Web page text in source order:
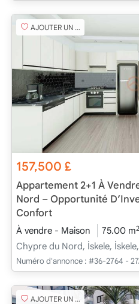
AJOUTER UN FAVORI
157,500£
Appartement 2+1 À
Nord – Opportunité
Confort
À vendre - Maison 75.00 m2
Chypre du Nord, İskele,
Numéro d'annonce : #36-2764 -
AJOUTER UN FAVORI